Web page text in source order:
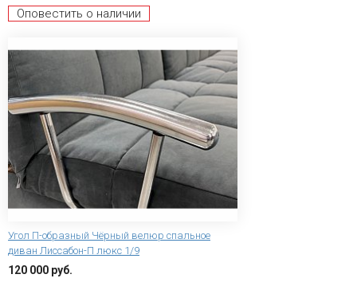
Оповестить о наличии
Угол П-образный Чёрный велюр спальное
диван Лиссабон-П люкс 1/9
120 000 руб.